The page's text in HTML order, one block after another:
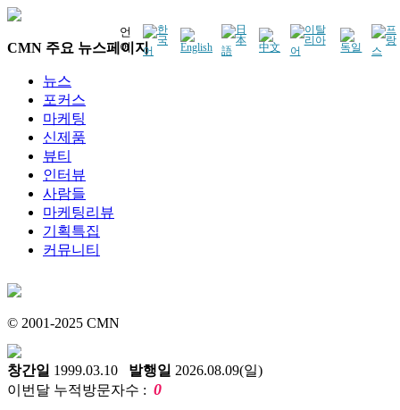
언
어
CMN 주요 뉴스페이지
뉴스
포커스
마케팅
신제품
뷰티
인터뷰
사람들
마케팅리뷰
기획특집
커뮤니티
© 2001-2025 CMN
창간일 1999.03.10 발행일 2026.08.09(일)
이번달 누적방문자수 : 0